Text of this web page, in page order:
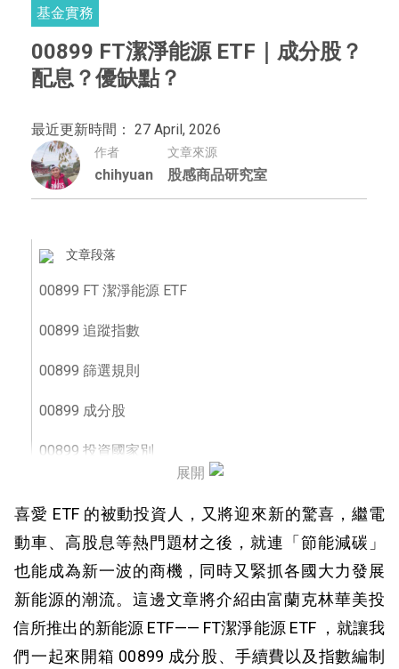
基金實務
00899 FT潔淨能源 ETF｜成分股？
配息？優缺點？
最近更新時間： 27 April, 2026
作者
chihyuan
文章來源
股感商品研究室
文章段落
00899 FT 潔淨能源 ETF
00899 追蹤指數
00899 篩選規則
00899 成分股
00899 投資國家別
00899 費用
00899 特色分析
00899 優缺點
展開
喜愛 ETF 的被動投資人，又將迎來新的驚喜，繼電
動車、高股息等熱門題材之後，就連「節能減碳」
也能成為新一波的商機，同時又緊抓各國大力發展
新能源的潮流。這邊文章將介紹由富蘭克林華美投
信所推出的新能源 ETF—— FT潔淨能源 ETF ，就讓我
們一起來開箱 00899 成分股、手續費以及指數編制